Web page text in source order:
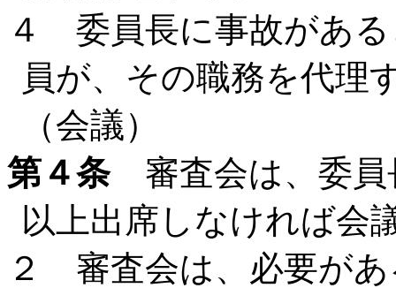
４ 委員長に事故があ
員が、その職務を代理
（会議）
第４条審査会は、委員
以上出席しなければ会
２ 審査会は、必要が